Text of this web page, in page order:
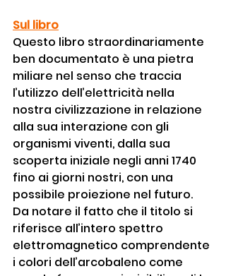
Sul libro
Questo libro straordinariamente
ben documentato è una pietra
miliare nel senso che traccia
l’utilizzo dell’elettricità nella
nostra civilizzazione in relazione
alla sua interazione con gli
organismi viventi, dalla sua
scoperta iniziale negli anni 1740
fino ai giorni nostri, con una
possibile proiezione nel futuro.
Da notare il fatto che il titolo si
riferisce all’intero spettro
elettromagnetico comprendente
i colori dell’arcobaleno come